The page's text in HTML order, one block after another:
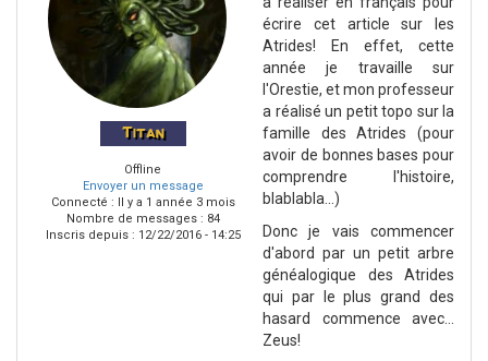
Titan
Offline
Envoyer un message
Connecté : Il y a 1 année 3 mois
Nombre de messages : 84
Inscris depuis : 12/22/2016 - 14:25
écrire cet article sur les
Atrides! En effet, cette
année je travaille sur
l'Orestie, et mon professeur
a réalisé un petit topo sur la
famille des Atrides (pour
avoir de bonnes bases pour
comprendre l'histoire,
blablabla...)
Donc je vais commencer
d'abord par un petit arbre
généalogique des Atrides
qui par le plus grand des
hasard commence avec...
Zeus!